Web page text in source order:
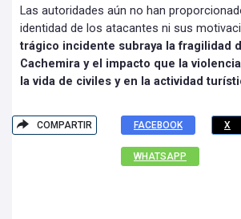
Las autoridades aún no han
identidad de los atacantes ni sus
trágico incidente subraya la fragilidad
Cachemira y el impacto que la
la vida de civiles y en la actividad
COMPARTIR FACEBOOK X
WHATSAPP